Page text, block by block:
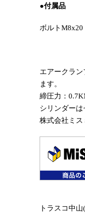
●付属品
ボルト
エアークラ
ます。
締圧力：
シリンダー
株式会社ミ
トラスコ中